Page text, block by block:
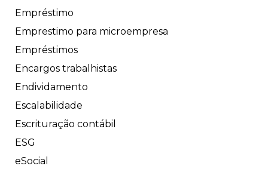
Empréstimo
Emprestimo para microempresa
Empréstimos
Encargos trabalhistas
Endividamento
Escalabilidade
Escrituração contábil
ESG
eSocial